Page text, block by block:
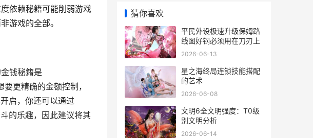
依赖秘籍可能削弱游戏
游戏的全部。
钱秘籍是
更精确的金额控制，
启，你还可以通过
的乐趣，因此建议将其
猜你喜欢
平民外设极速升级保姆路
线图好钢必须用在刀刃上
2026-06-13
星之海终局连锁技能搭配
的艺术
2026-06-08
文明6全文明强度：T0级
别文明分析
2026-06-14